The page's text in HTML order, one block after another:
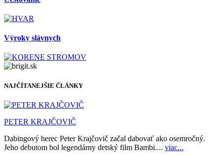
Výroky slávnych
NAJČÍTANEJŠIE ČLÁNKY
PETER KRAJČOVIČ
Dabingový herec Peter Krajčovič začal dabovať ako osemročný.
Jeho debutom bol legendárny detský film Bambi.... viac...